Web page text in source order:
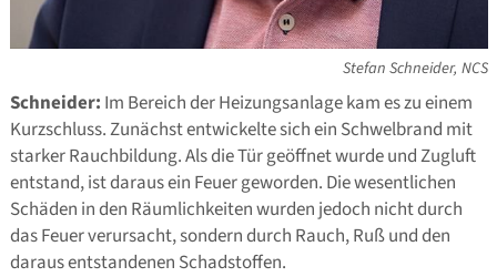
Stefan Schneider, NCS
Schneider: Im Bereich der Heizungsanlage kam es zu einem
Kurzschluss. Zunächst entwickelte sich ein Schwelbrand mit
starker Rauchbildung. Als die Tür geöffnet wurde und Zugluft
entstand, ist daraus ein Feuer geworden. Die wesentlichen
Schäden in den Räumlichkeiten wurden jedoch nicht durch
das Feuer verursacht, sondern durch Rauch, Ruß und den
daraus entstandenen Schadstoffen.